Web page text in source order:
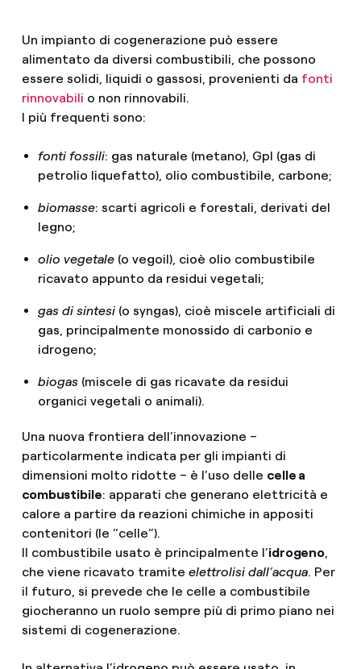
Un impianto di cogenerazione può essere
alimentato da diversi combustibili, che possono
essere solidi, liquidi o gassosi, provenienti da fonti
rinnovabili o non rinnovabili.
I più frequenti sono:
fonti fossili: gas naturale (metano), Gpl (gas di
petrolio liquefatto), olio combustibile, carbone;
biomasse: scarti agricoli e forestali, derivati del
legno;
olio vegetale(o vegoil), cioè olio combustibile
ricavato appunto da residui vegetali;
gas di sintesi(o syngas), cioè miscele artificiali di
gas, principalmente monossido di carbonio e
idrogeno;
biogas(miscele di gas ricavate da residui
organici vegetali o animali).
Una nuova frontiera dell’innovazione –
particolarmente indicata per gli impianti di
dimensioni molto ridotte – è l’uso delle celle a
combustibile: apparati che generano elettricità e
calore a partire da reazioni chimiche in appositi
contenitori (le “celle”).
Il combustibile usato è principalmente l’idrogeno
che viene ricavato tramite elettrolisi dall’acqua. Per
il futuro, si prevede che le celle a combustibile
giocheranno un ruolo sempre più di primo piano nei
sistemi di cogenerazione.